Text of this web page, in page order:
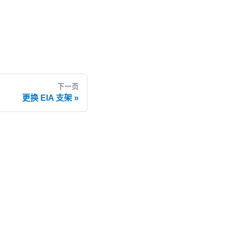
下一页
更换 EIA 支架